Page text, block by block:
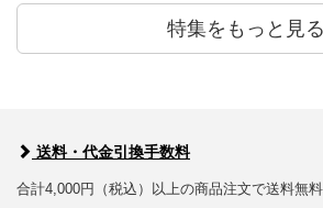
特集をもっと見る
送料・代金引換手数料
合計4,000円（税込）以上の商品注文で送料無料